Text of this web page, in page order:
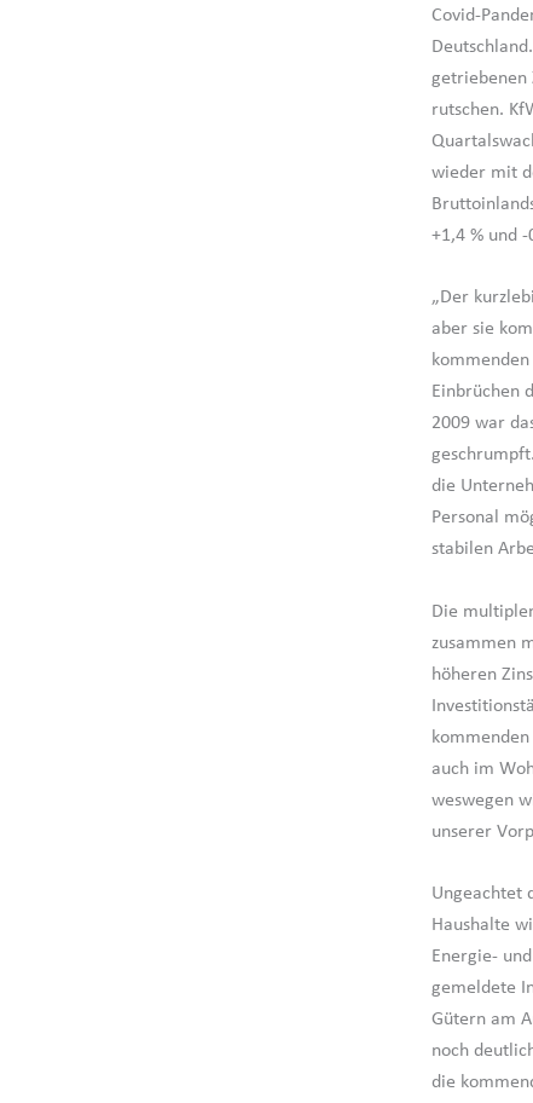
Covid-
getriebenen
rutschen.
wieder mit
+1,4 % und -
„Der
aber sie
Einbrüchen
2009 war
die
Personal
stabilen
Die
zusammen
höheren
auch im
weswegen
unserer
Ungeachtet
Haushalte
Energie-
gemeldete
Gütern am
noch
die